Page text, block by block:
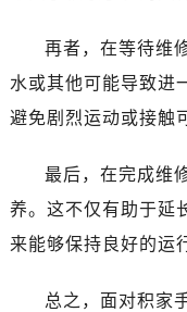
再者，在等待维
水或其他可能导致进
避免剧烈运动或接触
最后，在完成维
养。这不仅有助于延
来能够保持良好的运
总之，面对积家